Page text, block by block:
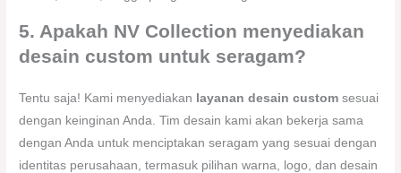
5. Apakah NV Collection menyediakan
desain custom untuk seragam?
Tentu saja! Kami menyediakan layanan desain custom sesuai
dengan keinginan Anda. Tim desain kami akan bekerja sama
dengan Anda untuk menciptakan seragam yang sesuai dengan
identitas perusahaan, termasuk pilihan warna, logo, dan desain